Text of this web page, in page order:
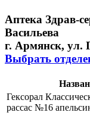
Аптека Здрав-
Васильева
г. Армянск, ул.
Выбрать
Гексорал
рассас №16